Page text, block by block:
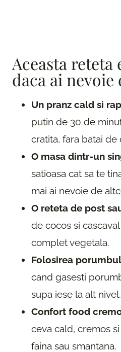
Aceasta
daca ai nevoie
Un pranz cald si
putin de 30 de
cratita, fara batai de
O masa dintr-un
satioasa cat sa te
mai ai nevoie de
O reteta de post
de cocos si
complet vegetala.
Folosirea
cand gasesti
supa iese la alt nivel.
Confort food
ceva cald, cremos
faina sau smantana.